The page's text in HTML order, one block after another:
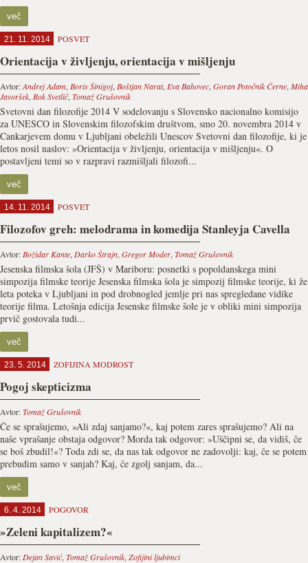
več
21. 11. 2014 POSVET
Orientacija v življenju, orientacija v mišljenju
Avtor:Andrej Adam, Boris Šinigoj, Boštjan Narat, Eva Bahovec, Goran Potočnik Černe, Miha
Javoršek, Rok Svetlič, Tomaž Grušovnik
Svetovni dan filozofije 2014 V sodelovanju s Slovensko nacionalno komisijo
za UNESCO in Slovenskim filozofskim društvom, smo 20. novembra 2014 v
Cankarjevem domu v Ljubljani obeležili Unescov Svetovni dan filozofije, ki je
letos nosil naslov: »Orientacija v življenju, orientacija v mišljenju«. O
postavljeni temi so v razpravi razmišljali filozofi...
več
14. 11. 2014 POSVET
Filozofov greh: melodrama in komedija Stanleyja Cavella
Avtor: Božidar Kante, Darko Štrajn, Gregor Moder, Tomaž Grušovnik
Jesenska filmska šola (JFŠ) v Mariboru: posnetki s popoldanskega mini
simpozija filmske teorije Jesenska filmska šola je simpozij filmske teorije, ki že
leta poteka v Ljubljani in pod drobnogled jemlje pri nas spregledane vidike
teorije filma. Letošnja edicija Jesenske filmske šole je v obliki mini simpozija
prvič gostovala tudi...
več
23. 5. 2014 ZOFIJINA MODROST
Pogoj skepticizma
Avtor:Tomaž Grušovnik
Če se sprašujemo, »Ali zdaj sanjamo?«, kaj potem zares sprašujemo? Ali na
naše vprašanje obstaja odgovor? Morda tak odgovor: »Uščipni se, da vidiš, če
se boš zbudil!«? Toda zdi se, da nas tak odgovor ne zadovolji: kaj, če se potem
prebudim samo v sanjah? Kaj, če zgolj sanjam, da...
več
6. 4. 2014 POGOVOR
»Zeleni kapitalizem?«
Avtor: Dejan Savić, Tomaž Grušovnik, Zofijini ljubimci